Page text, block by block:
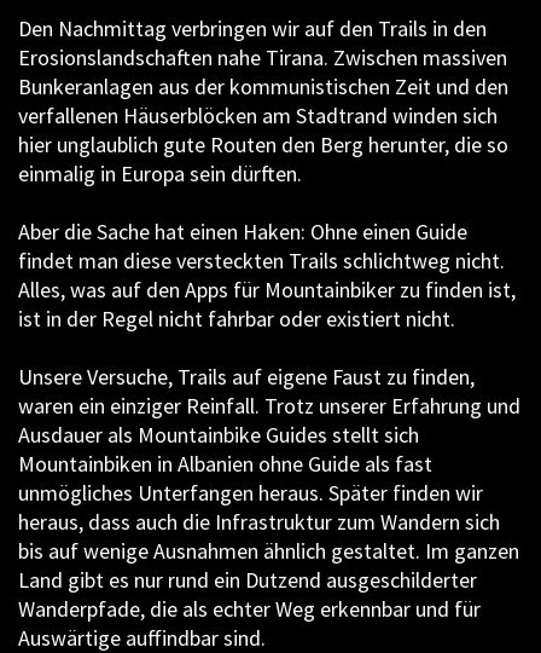
Den Nachmittag verbringen wir auf den Trails in den
Erosionslandschaften nahe Tirana. Zwischen massiven
Bunkeranlagen aus der kommunistischen Zeit und den
verfallenen Häuserblöcken am Stadtrand winden sich
hier unglaublich gute Routen den Berg herunter, die so
einmalig in Europa sein dürften.
Aber die Sache hat einen Haken: Ohne einen Guide
findet man diese versteckten Trails schlichtweg nicht.
Alles, was auf den Apps für Mountainbiker zu finden ist,
ist in der Regel nicht fahrbar oder existiert nicht.
Unsere Versuche, Trails auf eigene Faust zu finden,
waren ein einziger Reinfall. Trotz unserer Erfahrung und
Ausdauer als Mountainbike Guides stellt sich
Mountainbiken in Albanien ohne Guide als fast
unmögliches Unterfangen heraus. Später finden wir
heraus, dass auch die Infrastruktur zum Wandern sich
bis auf wenige Ausnahmen ähnlich gestaltet. Im ganzen
Land gibt es nur rund ein Dutzend ausgeschilderter
Wanderpfade, die als echter Weg erkennbar und für
Auswärtige auffindbar sind.